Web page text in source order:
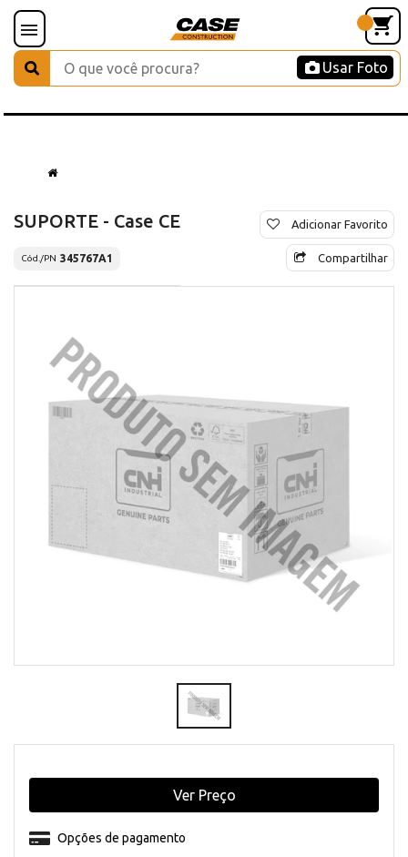
Usar Foto
SUPORTE - Case CE
Cód./PN 345767A1
Adicionar Favorito
Compartilhar
Opções de pagamento
Ver Preço